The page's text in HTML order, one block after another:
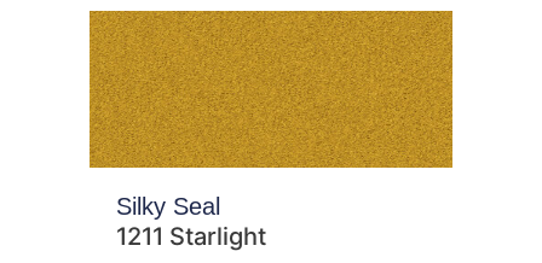
Silky Seal
1211 Starlight